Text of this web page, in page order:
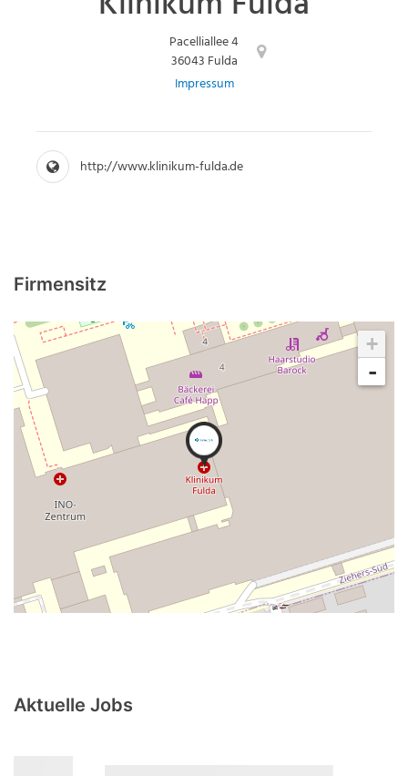
Pacelliallee 4
36043 Fulda
Impressum
http://www.klinikum-fulda.de
Firmensitz
+
-
Aktuelle Jobs